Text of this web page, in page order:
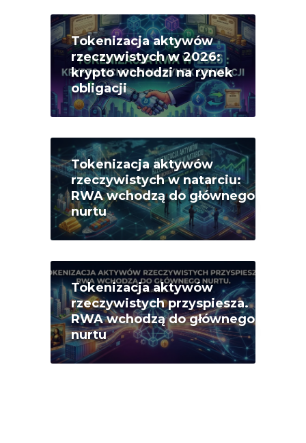
Tokenizacja aktywów
rzeczywistych w 2026:
krypto wchodzi na rynek
obligacji
Tokenizacja aktywów
rzeczywistych w natarciu:
RWA wchodzą do głównego
nurtu
Tokenizacja aktywów
rzeczywistych przyspiesza.
RWA wchodzą do głównego
nurtu